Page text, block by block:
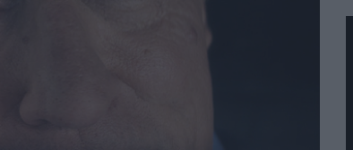
HISTÓRICO EN ACTIVOS CULTURALES Y ECONÓMICOS
LARGO PLAZO Y LA MEDICIÓN SON DOS CARAS DE LA MISMA